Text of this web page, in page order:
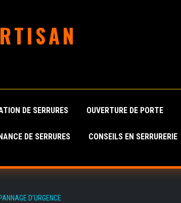
DE SERRURES OUVERTURE DE PORTE
DE SERRURES CONSEILS EN SERRURERIE
D'URGENCE